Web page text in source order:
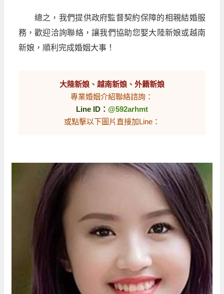
總之，我們提供政府監督契約保障的相親結婚服
務，歡迎洽詢聯絡，讓我們協助您娶大陸新娘或越南
新娘，順利完成婚姻大事！
大陸新娘、 越南新娘、 外籍新娘
專業婚姻介紹聯絡諮詢：
Line ID： @592arhmt
或點擊以下圖片直接加Line：